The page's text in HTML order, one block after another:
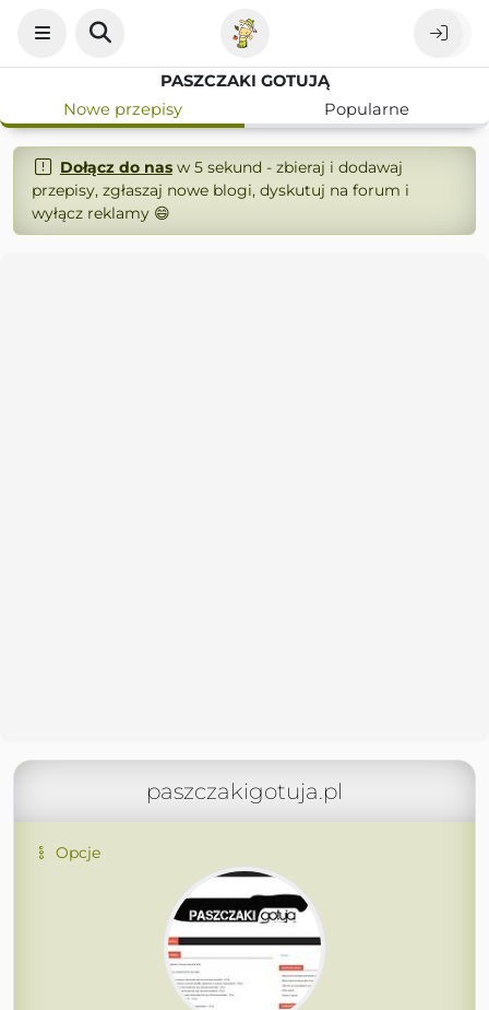
PASZCZAKI GOTUJĄ
Nowe przepisy
Popularne
Dołącz do nasw 5 sekund - zbieraj i dodawaj
przepisy, zgłaszaj nowe blogi, dyskutuj na forum i
wyłącz reklamy 😄
paszczakigotuja.pl
Opcje